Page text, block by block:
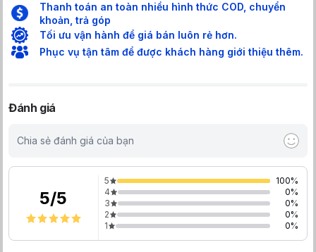
Thanh toán an toàn nhiều hình thức COD, chuyển
khoản, trả góp
Tối ưu vận hành để giá bán luôn rẻ hơn.
Phục vụ tận tâm để được khách hàng giới thiệu thêm.
Đánh giá
Chia sẻ đánh giá của bạn
5/5
5 100%
4
0%
3
0%
2
0%
1
0%